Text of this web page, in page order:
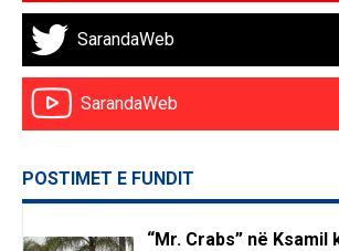
SarandaWeb
SarandaWeb
POSTIMET E FUNDIT
“Mr. Crabs” në Ksamil